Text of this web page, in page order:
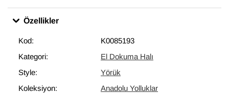
Özellikler
Kod:
K0085193
Kategori:
El Dokuma Halı
Style:
Yörük
Koleksiyon:
Anadolu Yolluklar